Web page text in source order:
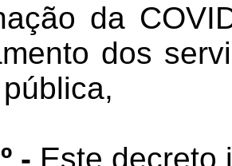
da
dos
- Este decreto